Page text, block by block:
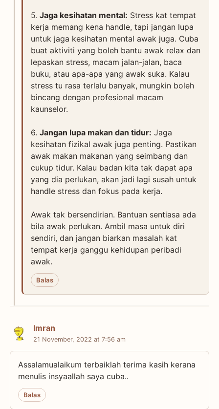
5. Jaga kesihatan mental: Stress kat tempat
kerja memang kena handle, tapi jangan lupa
untuk jaga kesihatan mental awak juga. Cuba
buat aktiviti yang boleh bantu awak relax dan
lepaskan stress, macam jalan-jalan, baca
buku, atau apa-apa yang awak suka. Kalau
stress tu rasa terlalu banyak, mungkin boleh
bincang dengan profesional macam
kaunselor.
6. Jangan lupa makan dan tidur: Jaga
kesihatan fizikal awak juga penting. Pastikan
awak makan makanan yang seimbang dan
cukup tidur. Kalau badan kita tak dapat apa
yang dia perlukan, akan jadi lagi susah untuk
handle stress dan fokus pada kerja.
Awak tak bersendirian. Bantuan sentiasa ada
bila awak perlukan. Ambil masa untuk diri
sendiri, dan jangan biarkan masalah kat
tempat kerja ganggu kehidupan peribadi
awak.
Balas
Imran
21 November, 2022 at 7:56 am
Assalamualaikum terbaiklah terima kasih kerana
menulis insyaallah saya cuba..
Balas